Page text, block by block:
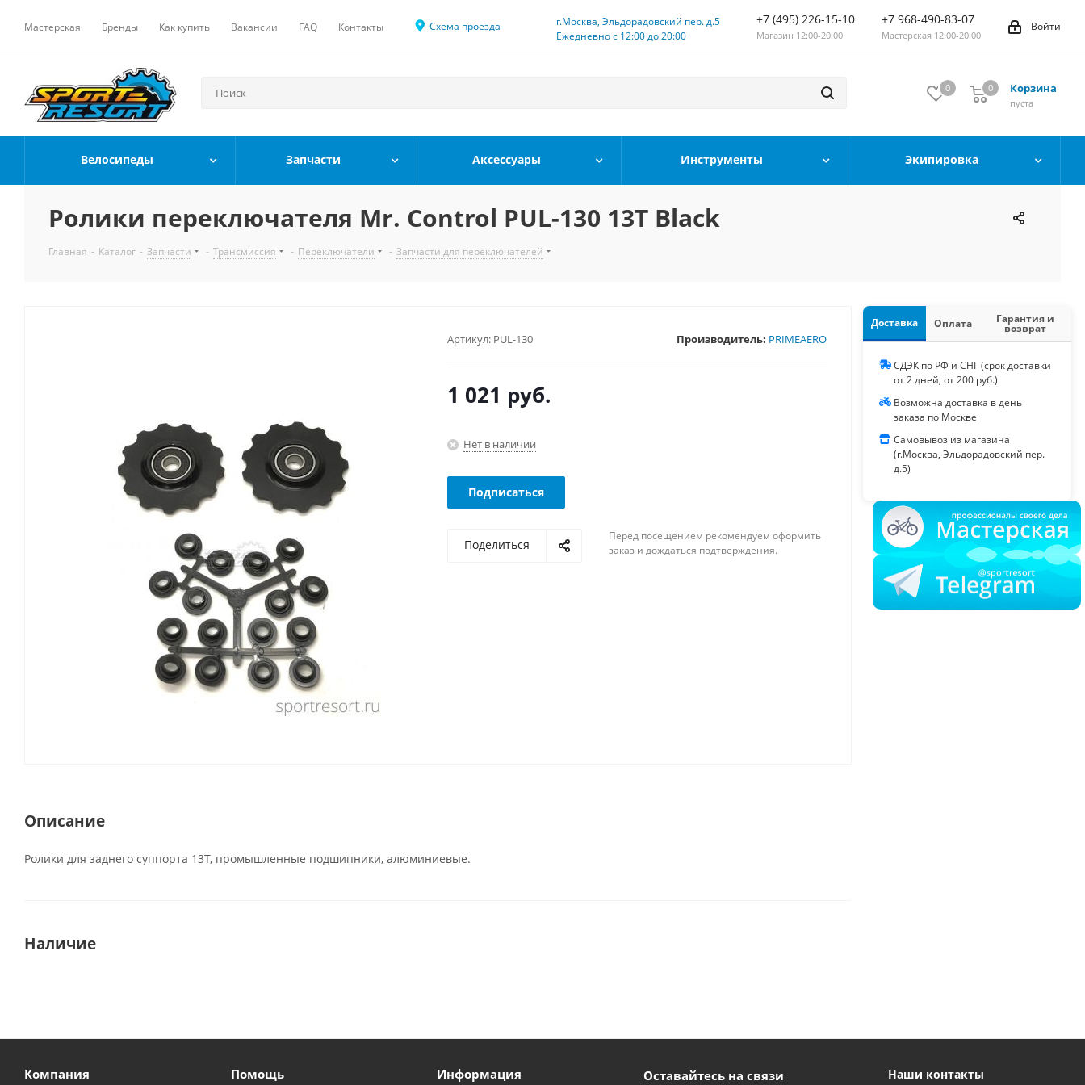
Мастерская Бренды Как купить Вакансии FAQ Контакты Схема проезда
г.Москва, Эльдорадовский пер. д.5
Ежедневно с 12:00 до 20:00
+7 (495) 226-15-10
Магазин 12:00-20:00
+7 968-490-83-07
Мастерская 12:00-20:00
Войти
0 Корзина
0
пуста
0
Велосипеды Запчасти Аксессуары Инструменты Экипировка
Ролики переключателя Mr. Control PUL-130 13Т Black
Главная - Каталог - Запчасти - Трансмиссия - Переключатели - Запчасти для переключателей
Артикул: PUL-130 Производитель: PRIMEAERO
1 021 руб.
Нет в наличии
Подписаться
Поделиться
Перед посещением рекомендуем оформить
заказ и дождаться подтверждения.
Описание
Ролики для заднего суппорта 13Т, промышленные подшипники, алюминиевые.
Наличие
Доставка Оплата Гарантия и
возврат
СДЭК по РФ и СНГ (срок доставки
от 2 дней, от 200 руб.)
Возможна доставка в день
заказа по Москве
Самовывоз из магазина
(г.Москва, Эльдорадовский пер.
д.5)
Компания Помощь Информация Оставайтесь на связи Наши контакты